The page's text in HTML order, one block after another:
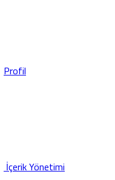
Profil
İçerik Yönetimi